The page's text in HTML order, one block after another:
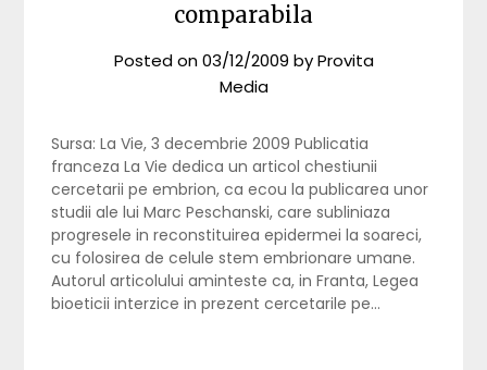
comparabila
Posted on03/12/2009 byProvita
Media
Sursa: La Vie, 3 decembrie 2009 Publicatia
franceza La Vie dedica un articol chestiunii
cercetarii pe embrion, ca ecou la publicarea unor
studii ale lui Marc Peschanski, care subliniaza
progresele in reconstituirea epidermei la soareci,
cu folosirea de celule stem embrionare umane.
Autorul articolului aminteste ca, in Franta, Legea
bioeticii interzice in prezent cercetarile pe…